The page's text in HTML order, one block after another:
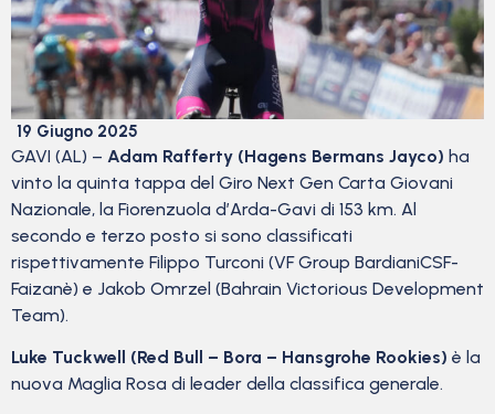
19 Giugno 2025
GAVI (AL) – Adam Rafferty (Hagens Bermans Jayco) ha
vinto la quinta tappa del Giro Next Gen Carta Giovani
Nazionale, la Fiorenzuola d’Arda-Gavi di 153 km. Al
secondo e terzo posto si sono classificati
rispettivamente Filippo Turconi (VF Group BardianiCSF-
Faizanè) e Jakob Omrzel (Bahrain Victorious Development
Team).
Luke Tuckwell (Red Bull – Bora – Hansgrohe Rookies) è la
nuova Maglia Rosa di leader della classifica generale.